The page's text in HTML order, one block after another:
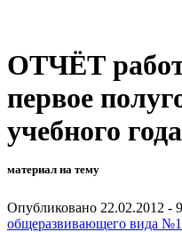
ОТЧЁТ
первое
учебного года
материал на тему
Опубликовано 22.02.2012 -
общеразвивающего вида №1